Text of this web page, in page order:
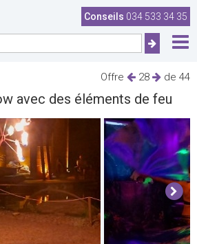
Conseils 034 533 34 35
Offre 28 de 44
avec des éléments de feu